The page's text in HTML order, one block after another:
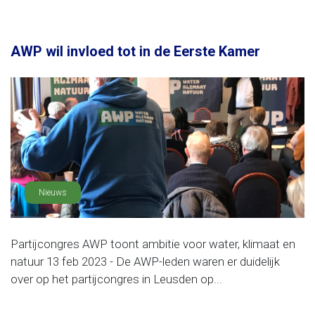
AWP wil invloed tot in de Eerste Kamer
Nieuws
Partijcongres AWP toont ambitie voor water, klimaat en
natuur 13 feb 2023 - De AWP-leden waren er duidelijk
over op het partijcongres in Leusden op...